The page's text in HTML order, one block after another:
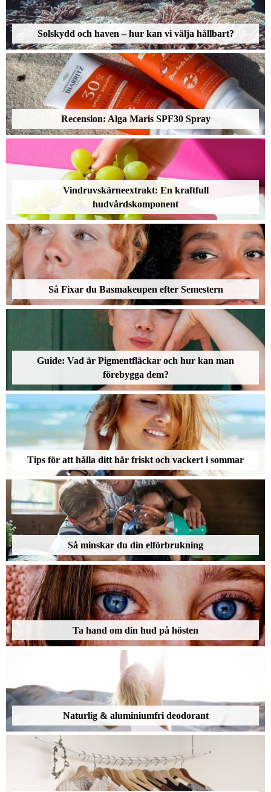
Solskydd och haven – hur kan vi välja hållbart?
Recension: Alga Maris SPF30 Spray
Vindruvskärneextrakt: En kraftfull
hudvårdskomponent
Så Fixar du Basmakeupen efter Semestern
Guide: Vad är Pigmentfläckar och hur kan man
förebygga dem?
Tips för att hålla ditt hår friskt och vackert i sommar
Så minskar du din elförbrukning
Ta hand om din hud på hösten
Naturlig & aluminiumfri deodorant